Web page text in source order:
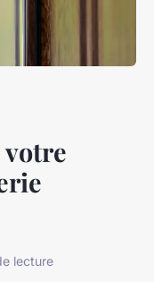
lecture